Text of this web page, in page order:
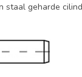
staal geharde